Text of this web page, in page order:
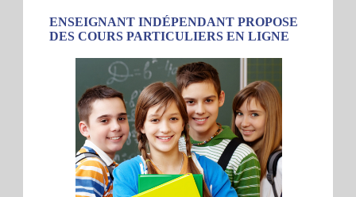
ENSEIGNANT INDÉPENDANT PROPOSE
DES COURS PARTICULIERS EN LIGNE